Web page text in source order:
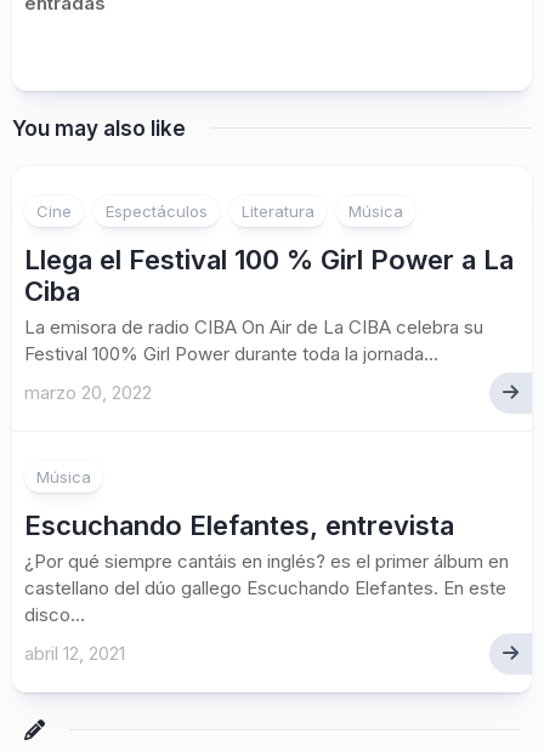
You may also like
Cine Espectáculos Literatura Música
Llega el Festival 100 % Girl Power a La
Ciba
La emisora de radio CIBA On Air de La CIBA celebra su
Festival 100% Girl Power durante toda la jornada...
marzo 20, 2022
Música
Escuchando Elefantes, entrevista
¿Por qué siempre cantáis en inglés? es el primer álbum en
castellano del dúo gallego Escuchando Elefantes. En este
disco...
abril 12, 2021